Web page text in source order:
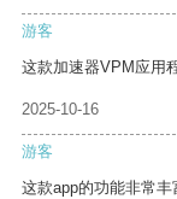
游客
这款加速器VPM应用
2025-10-16
游客
这款app的功能非常丰